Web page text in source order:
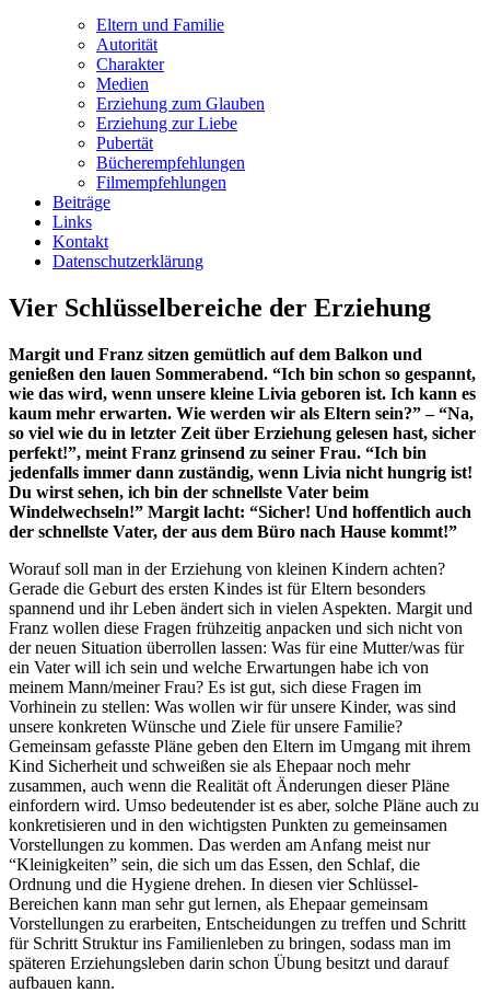
Eltern und Familie
Autorität
Charakter
Medien
Erziehung zum Glauben
Erziehung zur Liebe
Pubertät
Bücherempfehlungen
Filmempfehlungen
Beiträge
Links
Kontakt
Datenschutzerklärung
Vier Schlüsselbereiche der Erziehung
Margit und Franz sitzen gemütlich auf dem Balkon und
genießen den lauen Sommerabend. “Ich bin schon so gespannt,
wie das wird, wenn unsere kleine Livia geboren ist. Ich kann es
kaum mehr erwarten. Wie werden wir als Eltern sein?” – “Na,
so viel wie du in letzter Zeit über Erziehung gelesen hast, sicher
perfekt!”, meint Franz grinsend zu seiner Frau. “Ich bin
jedenfalls immer dann zuständig, wenn Livia nicht hungrig ist!
Du wirst sehen, ich bin der schnellste Vater beim
Windelwechseln!” Margit lacht: “Sicher! Und hoffentlich auch
der schnellste Vater, der aus dem Büro nach Hause kommt!”
Worauf soll man in der Erziehung von kleinen Kindern achten?
Gerade die Geburt des ersten Kindes ist für Eltern besonders
spannend und ihr Leben ändert sich in vielen Aspekten. Margit und
Franz wollen diese Fragen frühzeitig anpacken und sich nicht von
der neuen Situation überrollen lassen: Was für eine Mutter/was für
ein Vater will ich sein und welche Erwartungen habe ich von
meinem Mann/meiner Frau? Es ist gut, sich diese Fragen im
Vorhinein zu stellen: Was wollen wir für unsere Kinder, was sind
unsere konkreten Wünsche und Ziele für unsere Familie?
Gemeinsam gefasste Pläne geben den Eltern im Umgang mit ihrem
Kind Sicherheit und schweißen sie als Ehepaar noch mehr
zusammen, auch wenn die Realität oft Änderungen dieser Pläne
einfordern wird. Umso bedeutender ist es aber, solche Pläne auch zu
konkretisieren und in den wichtigsten Punkten zu gemeinsamen
Vorstellungen zu kommen. Das werden am Anfang meist nur
“Kleinigkeiten” sein, die sich um das Essen, den Schlaf, die
Ordnung und die Hygiene drehen. In diesen vier Schlüssel-
Bereichen kann man sehr gut lernen, als Ehepaar gemeinsam
Vorstellungen zu erarbeiten, Entscheidungen zu treffen und Schritt
für Schritt Struktur ins Familienleben zu bringen, sodass man im
späteren Erziehungsleben darin schon Übung besitzt und darauf
aufbauen kann.